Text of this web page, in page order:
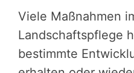
Viele Maßnahmen
Landschafts­pflege
bestimmte